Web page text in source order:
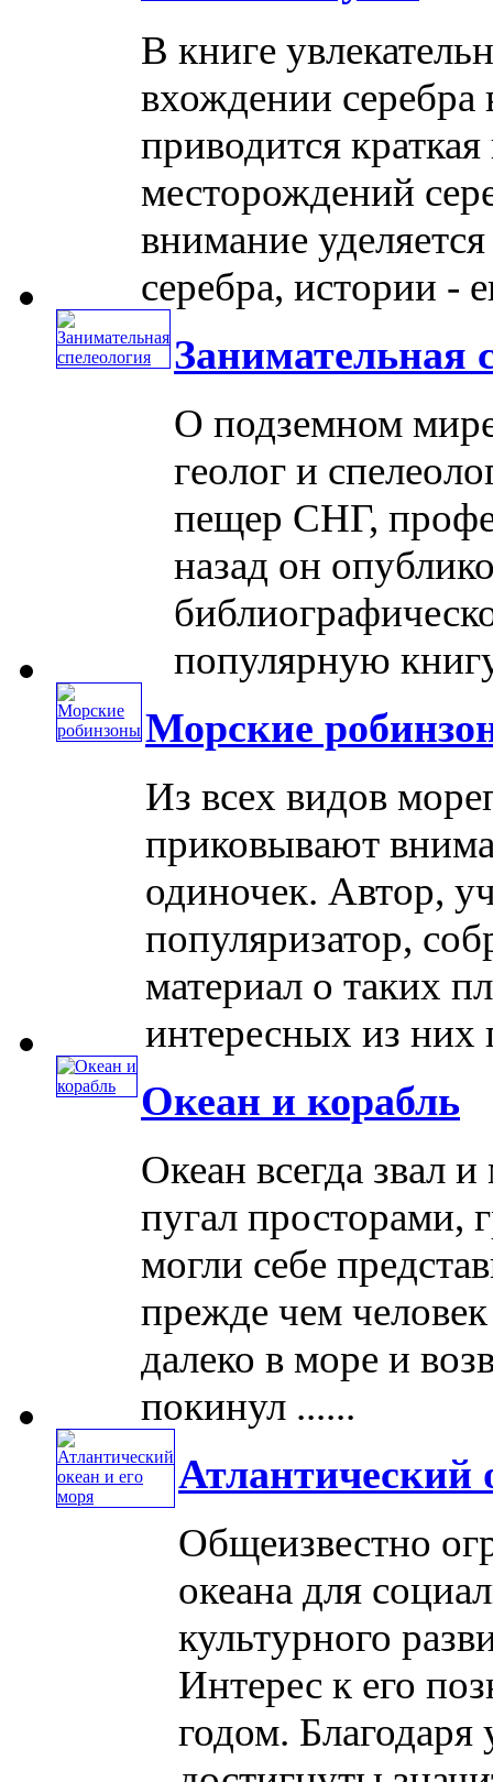
В книге
вхождении серебра
приводится
месторождений
внимание
серебра, истории -
Занимательная
О подземном
геолог и
пещер СНГ,
назад он
популярную
Морские
Из всех видов
приковывают
одиночек. Автор,
популяризатор,
материал о таких
интересных из них
Океан и корабль
Океан всегда звал
пугал просторами,
могли себе
прежде чем
далеко в море и
покинул ......
Атлантический
Общеизвестно
океана для
культурного
Интерес к его
годом.